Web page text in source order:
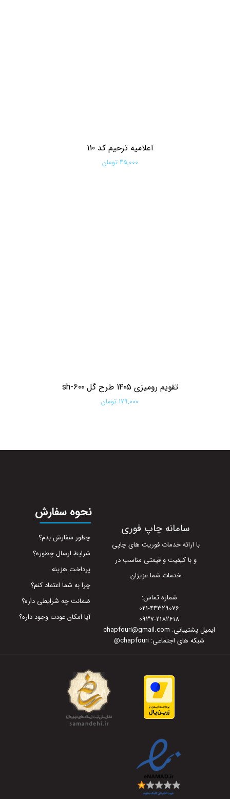
اعلامیه ترحیم کد 110
۴۵,۰۰۰ تومان
تقویم رومیزی 1405 طرح گل sh-600
۱۷۹,۰۰۰ تومان
سامانه چاپ فوری
با ارائه خدمات فوریت های چاپی
و با کیفیت و قیمتی مناسب در
خدمات شما عزیزان
شماره تماس:
021-44329076
0937-2182618
ایمیل پشتیبانی: chapfouri@gmail.com
شبکه های اجتماعی: chapfouri
@
نحوه سفارش
چطور سفارش بدم؟
شرایط ارسال چطوره؟
پرداخت هزینه
چرا به شما اعتماد کنم؟
ضمانت چه شرایطی داره؟
آیا امکان عودت وجود داره؟